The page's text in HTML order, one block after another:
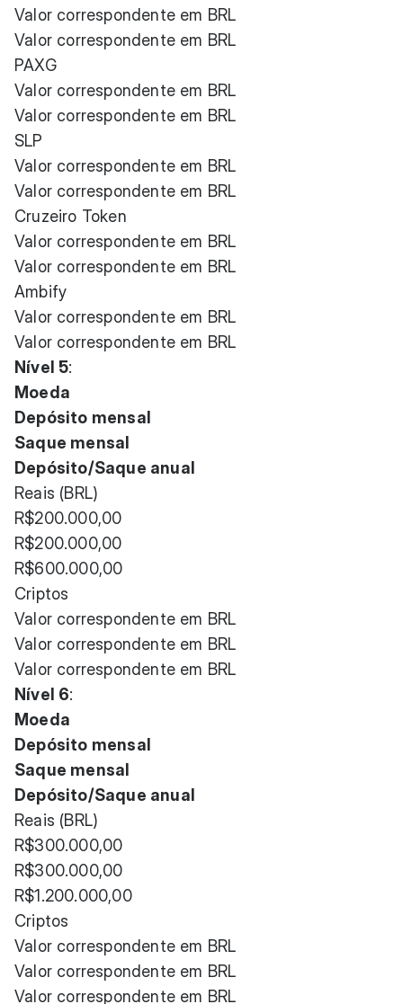
Valor correspondente em BRL
Valor correspondente em BRL
PAXG
Valor correspondente em BRL
Valor correspondente em BRL
SLP
Valor correspondente em BRL
Valor correspondente em BRL
Cruzeiro Token
Valor correspondente em BRL
Valor correspondente em BRL
Ambify
Valor correspondente em BRL
Valor correspondente em BRL
Nível 5:
Moeda
Depósito mensal
Saque mensal
Depósito/Saque anual
Reais (BRL)
R$200.000,00
R$200.000,00
R$600.000,00
Criptos
Valor correspondente em BRL
Valor correspondente em BRL
Valor correspondente em BRL
Nível 6:
Moeda
Depósito mensal
Saque mensal
Depósito/Saque anual
Reais (BRL)
R$300.000,00
R$300.000,00
R$1.200.000,00
Criptos
Valor correspondente em BRL
Valor correspondente em BRL
Valor correspondente em BRL